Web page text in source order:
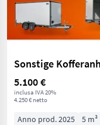
5.100 €
inclusa IVA 20%
4.250 € netto
Anno prod. 2025 5 m³